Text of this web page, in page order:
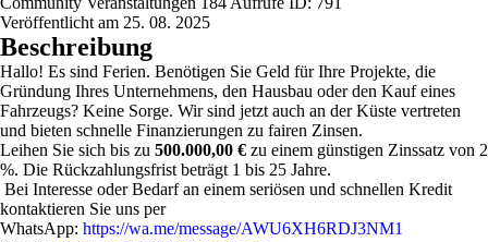
Veröffentlicht am 25. 08. 2025
Beschreibung
Hallo! Es sind Ferien. Benötigen Sie Geld für Ihre Projekte, die
Gründung Ihres Unternehmens, den Hausbau oder den Kauf eines
Fahrzeugs? Keine Sorge. Wir sind jetzt auch an der Küste vertreten
und bieten schnelle Finanzierungen zu fairen Zinsen.
Leihen Sie sich bis zu 500.000,00 € zu einem günstigen Zinssatz von 2
%. Die Rückzahlungsfrist beträgt 1 bis 25 Jahre.
Bei Interesse oder Bedarf an einem seriösen und schnellen Kredit
kontaktieren Sie uns per
WhatsApp: https://wa.me/message/AWU6XH6RDJ3NM1